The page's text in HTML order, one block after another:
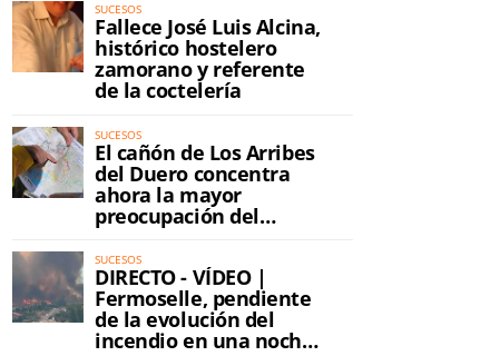
SUCESOS
Fallece José Luis Alcina,
histórico hostelero
zamorano y referente
de la coctelería
SUCESOS
El cañón de Los Arribes
del Duero concentra
ahora la mayor
preocupación del
incendio
SUCESOS
DIRECTO - VÍDEO |
Fermoselle, pendiente
de la evolución del
incendio en una noche